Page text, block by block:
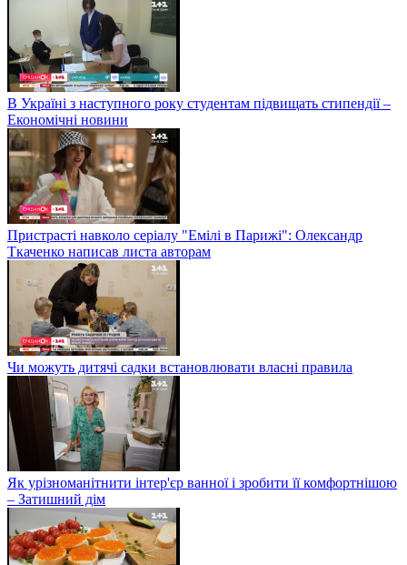
В Україні з наступного року студентам підвищать стипендії –
Економічні новини
Пристрасті навколо серіалу "Емілі в Парижі": Олександр
Ткаченко написав листа авторам
Чи можуть дитячі садки встановлювати власні правила
Як урізноманітнити інтер'єр ванної і зробити її комфортнішою
– Затишний дім